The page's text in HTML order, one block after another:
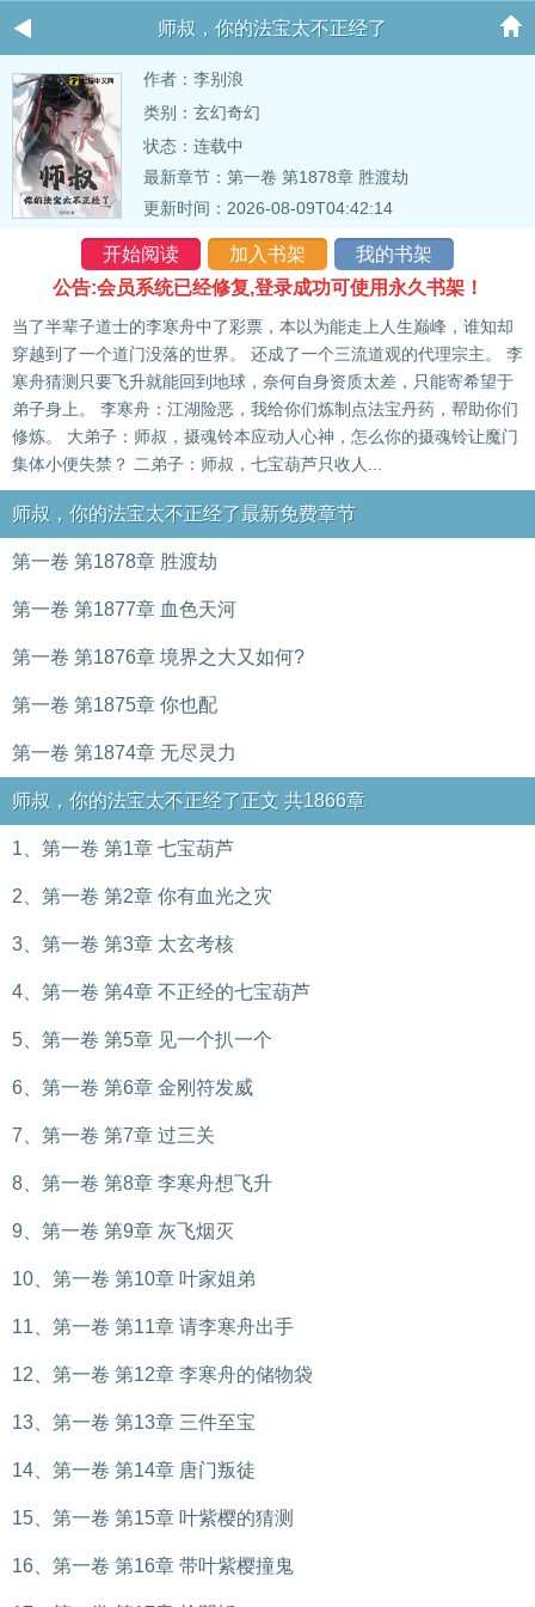
师叔，你的法宝太不正经了
作者：李别浪
类别：玄幻奇幻
状态：连载中
最新章节： 第一卷 第1878章 胜渡劫
更新时间：2026-08-09T04:42:14
开始阅读 加入书架
我的书架
公告:会员系统已经修复,登录成功可使用永久书架！
当了半辈子道士的李寒舟中了彩票，本以为能走上人生巅峰，谁知却
穿越到了一个道门没落的世界。 还成了一个三流道观的代理宗主。 李
寒舟猜测只要飞升就能回到地球，奈何自身资质太差，只能寄希望于
弟子身上。 李寒舟：江湖险恶，我给你们炼制点法宝丹药，帮助你们
修炼。 大弟子：师叔，摄魂铃本应动人心神，怎么你的摄魂铃让魔门
集体小便失禁？ 二弟子：师叔，七宝葫芦只收人...
师叔，你的法宝太不正经了最新免费章节
第一卷 第1878章 胜渡劫
第一卷 第1877章 血色天河
第一卷 第1876章 境界之大又如何?
第一卷 第1875章 你也配
第一卷 第1874章 无尽灵力
师叔，你的法宝太不正经了正文 共1866章
1、第一卷 第1章 七宝葫芦
2、第一卷 第2章 你有血光之灾
3、第一卷 第3章 太玄考核
4、第一卷 第4章 不正经的七宝葫芦
5、第一卷 第5章 见一个扒一个
6、第一卷 第6章 金刚符发威
7、第一卷 第7章 过三关
8、第一卷 第8章 李寒舟想飞升
9、第一卷 第9章 灰飞烟灭
10、第一卷 第10章 叶家姐弟
11、第一卷 第11章 请李寒舟出手
12、第一卷 第12章 李寒舟的储物袋
13、第一卷 第13章 三件至宝
14、第一卷 第14章 唐门叛徒
15、第一卷 第15章 叶紫樱的猜测
16、第一卷 第16章 带叶紫樱撞鬼